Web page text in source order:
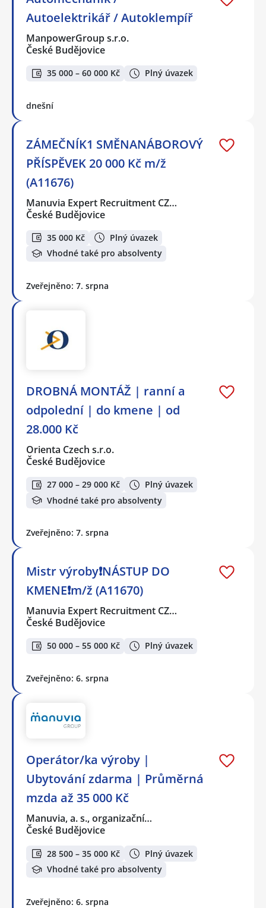
Autoelektrikář / Autoklempíř
ManpowerGroup s.r.o.
České Budějovice
35 000 – 60 000 Kč Plný úvazek
dnešní
ZÁMEČNÍK1 SMĚNANÁBOROVÝ
PŘÍSPĚVEK 20 000 Kč m/ž
(A11676)
Manuvia Expert Recruitment CZ…
České Budějovice
35 000 Kč
Plný úvazek
Vhodné také pro absolventy
Zveřejněno: 7. srpna
DROBNÁ MONTÁŽ | ranní a
odpolední | do kmene | od
28.000 Kč
Orienta Czech s.r.o.
České Budějovice
27 000 – 29 000 Kč
Plný úvazek
Vhodné také pro absolventy
Zveřejněno: 7. srpna
Mistr výroby❗NÁSTUP DO
KMENE❗m/ž (A11670)
Manuvia Expert Recruitment CZ…
České Budějovice
50 000 – 55 000 Kč Plný úvazek
Zveřejněno: 6. srpna
Operátor/ka výroby |
Ubytování zdarma | Průměrná
mzda až 35 000 Kč
Manuvia, a. s., organizační…
České Budějovice
28 500 – 35 000 Kč
Plný úvazek
Vhodné také pro absolventy
Zveřejněno: 6. srpna